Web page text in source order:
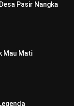
Pasir Nangka
Mau Mati